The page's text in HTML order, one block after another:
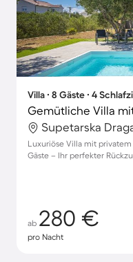
Villa ∙ 8 Gäste ∙ 4
Supetarska
Luxuriöse Villa mit
Gäste – Ihr perfekter
ab 280 €
pro Nacht